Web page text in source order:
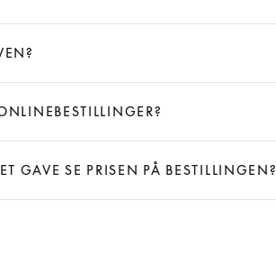
GAVE SE PRISEN PÅ BESTILLINGEN?